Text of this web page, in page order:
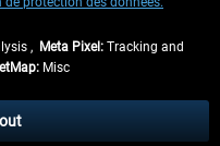
description contraire.
, Meta Pixel: Tracking and
Misc